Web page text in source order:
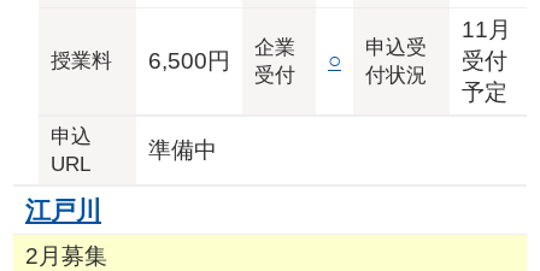
授業料 6,500円
企業
受付
○
申込受
付状況
11月
受付
予定
申込
URL
準備中
江戸川
2月募集